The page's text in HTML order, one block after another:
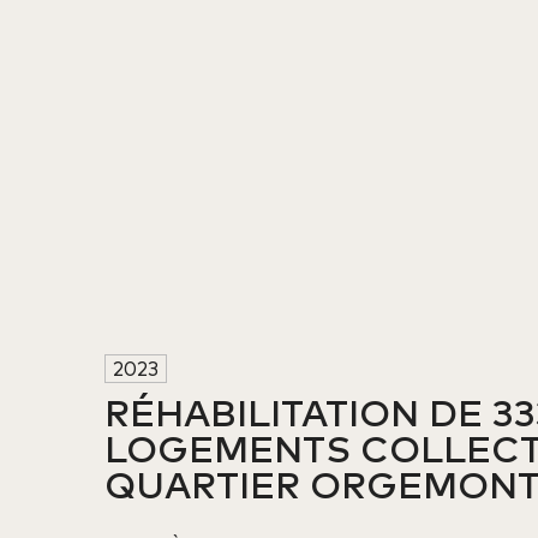
2023
RÉHABILITATION DE
LOGEMENTS
QUARTIER ORGEMONT